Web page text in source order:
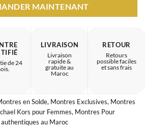
MAINTENANT
de 24
LIVRAISON
Livraison
rapide &
gratuite au
Maroc
RETOUR
Retours
possible faciles
et sans frais
en Solde, Montres Exclusives, Montres
Kors pour Femmes, Montres Pour
au Maroc